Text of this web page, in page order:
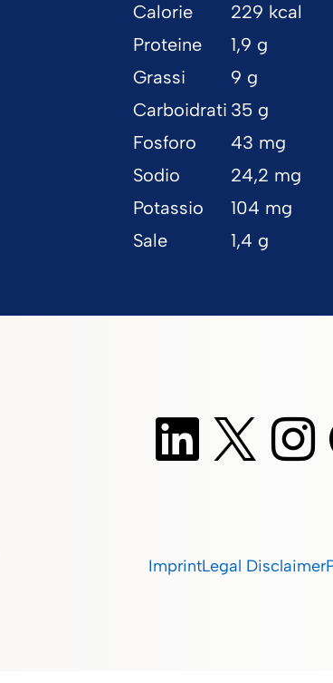
Calorie
229 kcal
Proteine
1,9 g
Grassi
9 g
Carboidrati 35 g
Fosforo
43 mg
Sodio
24,2 mg
Potassio
104 mg
Sale
1,4 g
ImprintLegal Disclaimer